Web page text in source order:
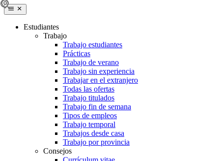
Estudiantes
Trabajo
Trabajo estudiantes
Prácticas
Trabajo de verano
Trabajo sin experiencia
Trabajar en el extranjero
Todas las ofertas
Trabajo titulados
Trabajo fin de semana
Tipos de empleos
Trabajo temporal
Trabajos desde casa
Trabajo por provincia
Consejos